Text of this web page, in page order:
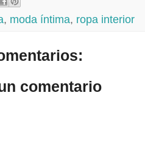
, moda íntima, ropa interior
comentario